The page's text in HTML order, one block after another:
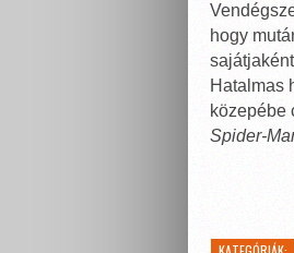
hogy
Hatalmas
közepébe
Spider-